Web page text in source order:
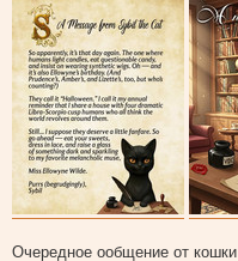
Очередное ообщение от кошки